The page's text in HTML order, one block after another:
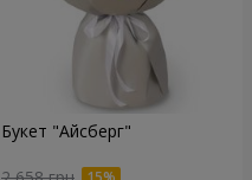
Букет "Айсберг"